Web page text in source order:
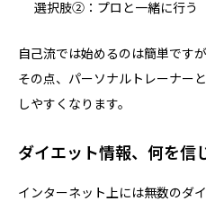
選択肢②：プロと一緒に行う
自己流では始めるのは簡単です
その点、パーソナルトレーナー
しやすくなります。
ダイエット情報、何を信
インターネット上には無数のダ